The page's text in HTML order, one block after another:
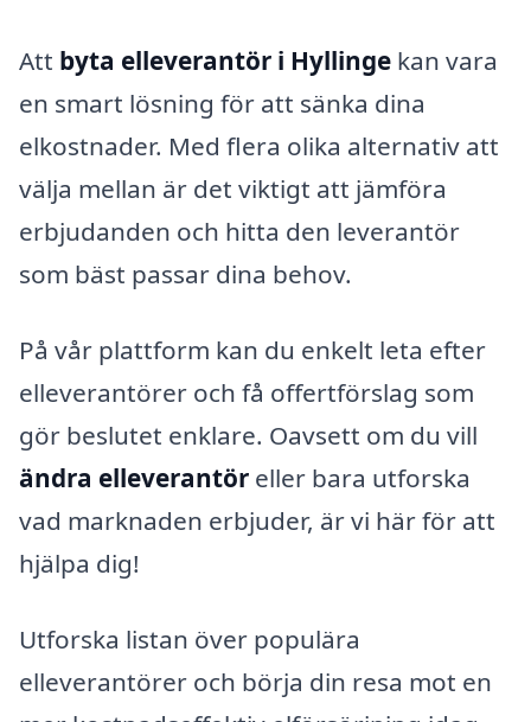
Att byta elleverantör i Hyllinge kan vara
en smart lösning för att sänka dina
elkostnader. Med flera olika alternativ att
välja mellan är det viktigt att jämföra
erbjudanden och hitta den leverantör
som bäst passar dina behov.
På vår plattform kan du enkelt leta efter
elleverantörer och få offertförslag som
gör beslutet enklare. Oavsett om du vill
ändra elleverantör eller bara utforska
vad marknaden erbjuder, är vi här för att
hjälpa dig!
Utforska listan över populära
elleverantörer och börja din resa mot en